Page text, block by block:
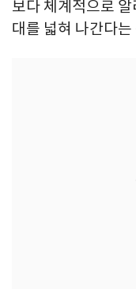
보다 체계적으로
대를 넓혀 나간다